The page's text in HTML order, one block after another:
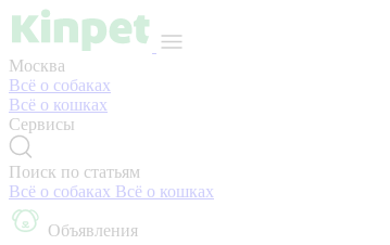
Москва
Всё о собаках
Всё о кошках
Сервисы
Поиск по статьям
Всё о собаках Всё о кошках
Объявления